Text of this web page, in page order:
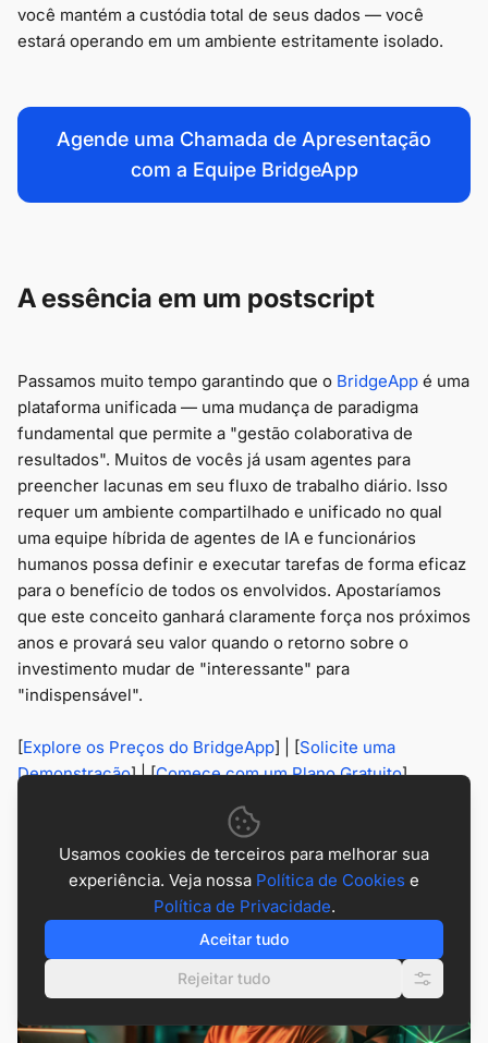
você mantém a custódia total de seus dados — você
estará operando em um ambiente estritamente isolado.
Agende uma Chamada de Apresentação
com a Equipe BridgeApp
A essência em um postscript
Passamos muito tempo garantindo que o BridgeApp é uma
plataforma unificada — uma mudança de paradigma
fundamental que permite a "gestão colaborativa de
resultados". Muitos de vocês já usam agentes para
preencher lacunas em seu fluxo de trabalho diário. Isso
requer um ambiente compartilhado e unificado no qual
uma equipe híbrida de agentes de IA e funcionários
humanos possa definir e executar tarefas de forma eficaz
para o benefício de todos os envolvidos. Apostaríamos
que este conceito ganhará claramente força nos próximos
anos e provará seu valor quando o retorno sobre o
investimento mudar de "interessante" para
"indispensável".
[Explore os Preços do BridgeApp] | [Solicite uma
Demonstração] | [Comece com um Plano Gratuito]
Posts relacionados
Usamos cookies de terceiros para melhorar sua
experiência. Veja nossa Política de Cookies e
Política de Privacidade.
Aceitar tudo
Rejeitar tudo